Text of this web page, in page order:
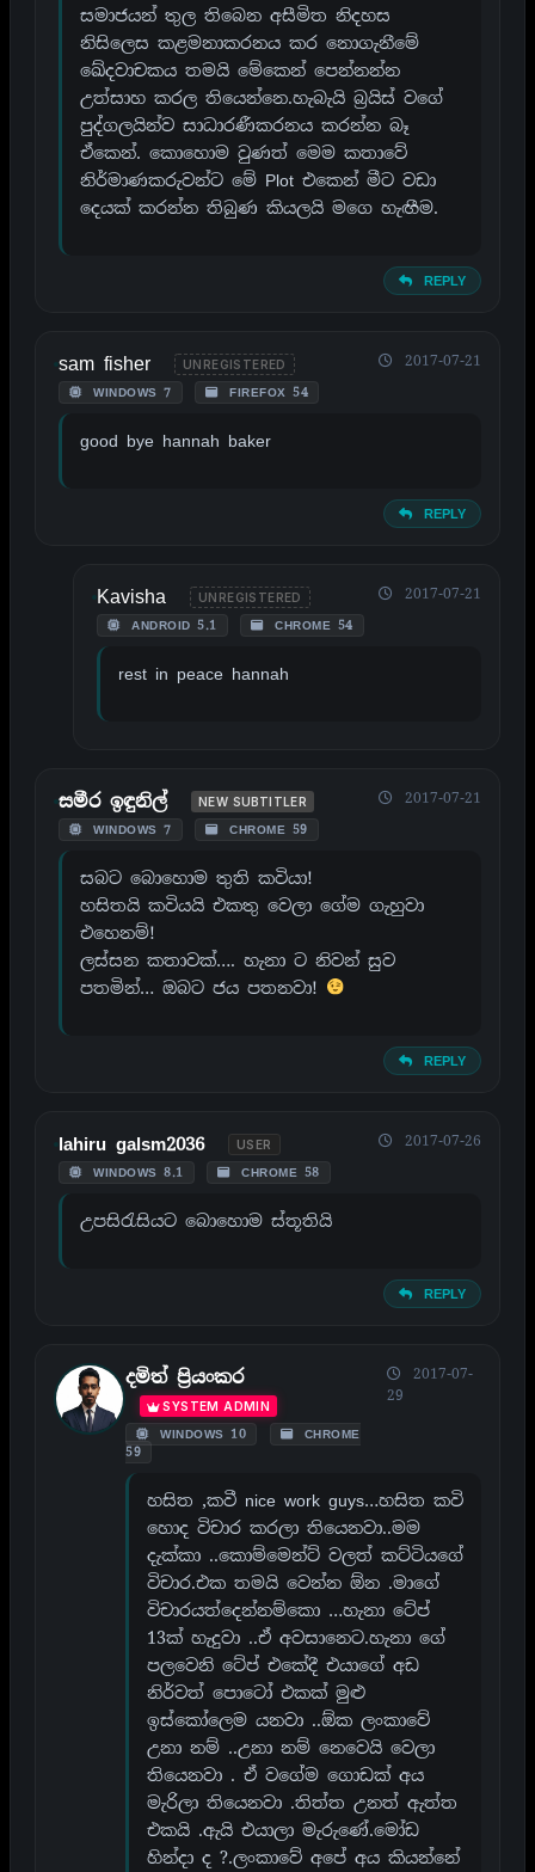
සමාජයන් තුල තිබෙන අසීමිත නිදහස
නිසිලෙස කළමනාකරනය කර නොගැනීමේ
ඛේදවාචකය තමයි මේකෙන් පෙන්නන්න
උත්සාහ කරල තියෙන්නෙ.හැබැයි බ්‍රයිස් වගේ
පුද්ගලයින්ව සාධාරණීකරනය කරන්න බෑ
ඒකෙන්. කොහොම වුණත් මෙම කතාවේ
නිර්මාණකරුවන්ට මේ Plot එකෙන් මීට වඩා
දෙයක් කරන්න තිබුණ කියලයි මගෙ හැඟීම.
REPLY
sam fisher UNREGISTERED
WINDOWS 7 FIREFOX 54
2017-07-21
good bye hannah baker
REPLY
Kavisha UNREGISTERED
ANDROID 5.1 CHROME 54
2017-07-21
rest in peace hannah
සමීර ඉඳුනිල් NEW SUBTITLER
WINDOWS 7 CHROME 59
2017-07-21
සබට බොහොම තුති කවියා!
හසිතයි කවියයි එකතු වෙලා ගේම ගැහුවා
එහෙනම්!
ලස්සන කතාවක්…. හැනා ට නිවන් සුව
පතමින්… ඔබට ජය පතනවා!
REPLY
lahiru galsm2036 USER
WINDOWS 8.1 CHROME 58
2017-07-26
උපසිරැසියට බොහොම ස්තූතියි
REPLY
දමිත් ප්‍රියංකර
SYSTEM ADMIN
WINDOWS 10
CHROME
59
2017-07-
29
හසිත ,කවී nice work guys…හසිත කවි
හොද විචාර කරලා තියෙනවා..මම
දැක්කා ..කොම්මෙන්ට් වලත් කට්ටියගේ
විචාර.එක තමයි වෙන්න ඕන .මාගේ
විචාරයත්දෙන්නම්කො …හැනා ටේප්
13ක් හැදුවා ..ඒ අවසානෙට.හැනා ගේ
පලවෙනි ටේප් එකේදී එයාගේ අඩ
නිර්වත් පොටෝ එකක් මුළු
ඉස්කෝලෙම යනවා ..ඕක ලංකාවේ
උනා නම් ..උනා නම් නෙවෙයි වෙලා
තියෙනවා . ඒ වගේම ගොඩක් අය
මැරිලා තියෙනවා .තිත්ත උනත් ඇත්ත
එකයි .ඇයි එයාලා මැරුණේ.මෝඩ
හින්දා ද ?.ලංකාවේ අපේ අය කියන්නේ